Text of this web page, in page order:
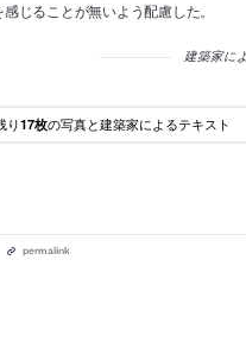
じることが無いよう配慮した。
建築家に
り17枚の写真と建築家によるテキスト
permalink